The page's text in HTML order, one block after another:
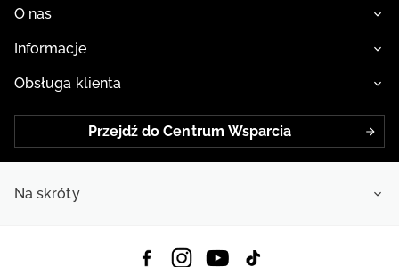
O nas
Informacje
Obsługa klienta
Przejdź do Centrum Wsparcia
Na skróty